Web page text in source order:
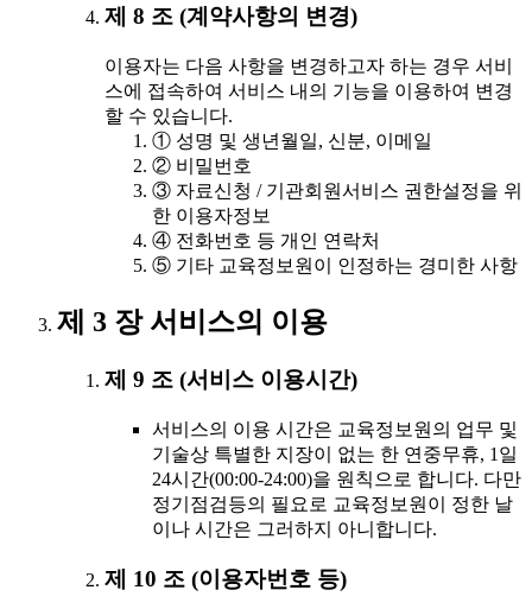
제 8 조 (계약사항의 변경)
이용자는 다음 사항을 변경하고자 하는 경우 서비
스에 접속하여 서비스 내의 기능을 이용하여 변경
할 수 있습니다.
① 성명 및 생년월일, 신분, 이메일
② 비밀번호
③ 자료신청 / 기관회원서비스 권한설정을 위
한 이용자정보
④ 전화번호 등 개인 연락처
⑤ 기타 교육정보원이 인정하는 경미한 사항
제 3 장 서비스의 이용
제 9 조 (서비스 이용시간)
서비스의 이용 시간은 교육정보원의 업무 및
기술상 특별한 지장이 없는 한 연중무휴, 1일
24시간(00:00-24:00)을 원칙으로 합니다. 다만
정기점검등의 필요로 교육정보원이 정한 날
이나 시간은 그러하지 아니합니다.
제 10 조 (이용자번호 등)